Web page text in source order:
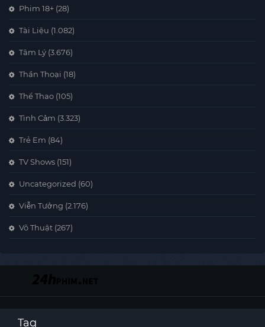
Phim 18+ (28)
Tài Liệu (1.082)
Tâm Lý (3.676)
Thần Thoại (18)
Thể Thao (105)
Tình Cảm (3.323)
Trẻ Em (84)
TV Shows (151)
Uncategorized (60)
Viễn Tưởng (2.176)
Võ Thuật (267)
Tag